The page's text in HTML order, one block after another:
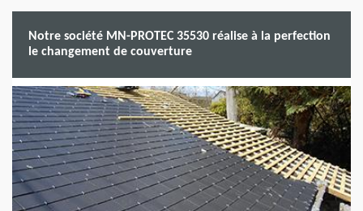
Notre société MN-PROTEC 35530 réalise à la perfection
le changement de couverture